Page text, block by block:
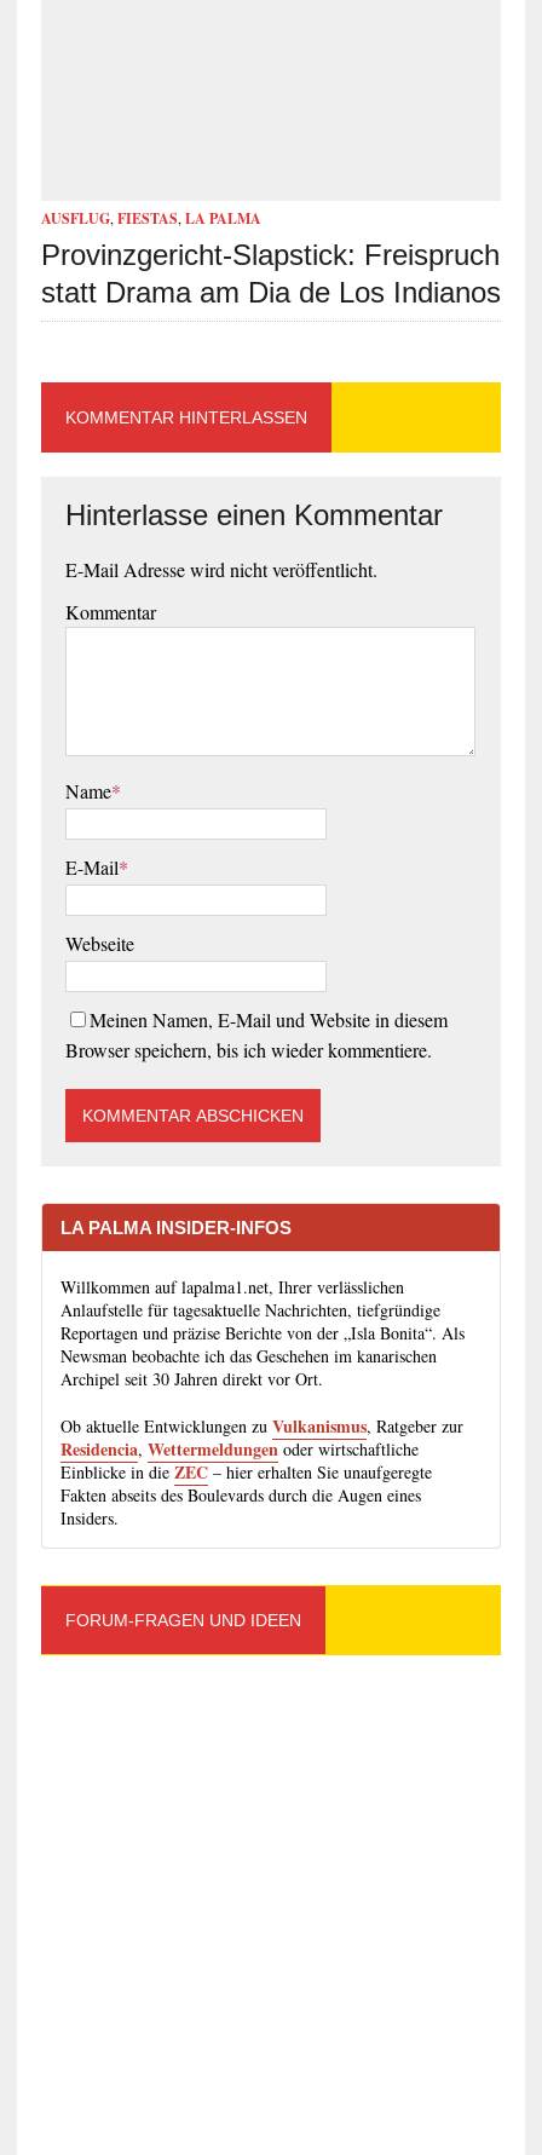
AUSFLUG, FIESTAS, LA PALMA
Provinzgericht-Slapstick: Freispruch
statt Drama am Dia de Los Indianos
KOMMENTAR HINTERLASSEN
Hinterlasse einen Kommentar
E-Mail Adresse wird nicht veröffentlicht.
Kommentar
Name*
E-Mail*
Webseite
Meinen Namen, E-Mail und Website in diesem
Browser speichern, bis ich wieder kommentiere.
LA PALMA INSIDER-INFOS
Willkommen auf lapalma1.net, Ihrer verlässlichen
Anlaufstelle für tagesaktuelle Nachrichten, tiefgründige
Reportagen und präzise Berichte von der „Isla Bonita“. Als
Newsman beobachte ich das Geschehen im kanarischen
Archipel seit 30 Jahren direkt vor Ort.
Ob aktuelle Entwicklungen zu Vulkanismus, Ratgeber zur
Residencia, Wettermeldungen oder wirtschaftliche
Einblicke in dieZEC– hier erhalten Sie unaufgeregte
Fakten abseits des Boulevards durch die Augen eines
Insiders.
FORUM-FRAGEN UND IDEEN